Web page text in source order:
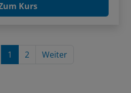
Kurs
1 2 Weiter